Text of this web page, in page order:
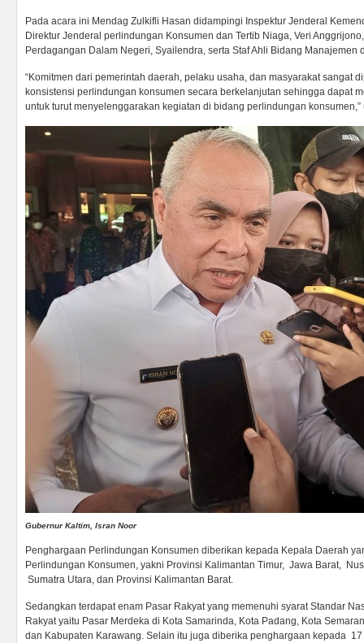
Pada acara ini Mendag Zulkifli Hasan didampingi Inspektur Jenderal
Direktur Jenderal perlindungan Konsumen dan Tertib Niaga, Veri
Perdagangan Dalam Negeri, Syailendra, serta Staf Ahli Bidang Manajemen
“Komitmen dari pemerintah daerah, pelaku usaha, dan masyarakat sangat
konsistensi perlindungan konsumen secara berkelanjutan sehingga dapat
untuk turut menyelenggarakan kegiatan di bidang perlindungan
Gubernur Kaltim, Isran Noor
Penghargaan Perlindungan Konsumen diberikan kepada Kepala Daerah
Perlindungan Konsumen, yakni Provinsi Kalimantan Timur, Jawa Barat,
Sumatra Utara, dan Provinsi Kalimantan Barat.
Sedangkan terdapat enam Pasar Rakyat yang memenuhi syarat Standar
Rakyat yaitu Pasar Merdeka di Kota Samarinda, Kota Padang, Kota
dan Kabupaten Karawang. Selain itu juga diberika penghargaan kepada 17